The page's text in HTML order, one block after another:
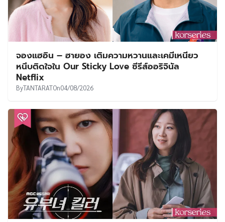
จองแฮอิน – ฮายอง เติมความหวานและเคมีเหนียว
หนึบติดใจใน Our Sticky Love ซีรีส์ออริจินัล
Netflix
ByTANTARATOn04/08/2026